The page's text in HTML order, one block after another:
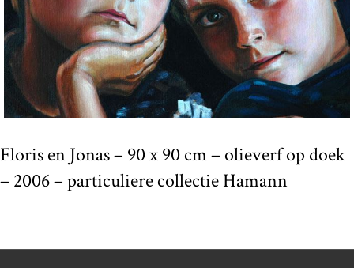
Floris en Jonas – 90 x 90 cm – olieverf op doek
– 2006 – particuliere collectie Hamann